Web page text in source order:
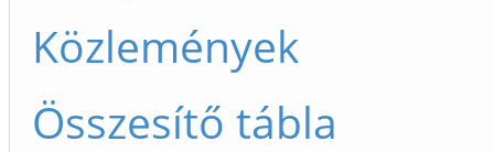
Közlemények
Összesítő tábla